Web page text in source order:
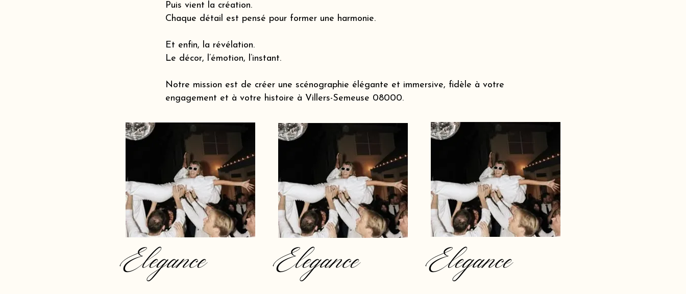
Puis vient la création.
Chaque détail est pensé pour former une harmonie.
Et enfin, la révélation.
Le décor, l’émotion, l’instant.
Notre mission est de créer une scénographie élégante et immersive, fidèle à votre
engagement et à votre histoire à Villers-Semeuse 08000.
Elegance Elegance Elegance